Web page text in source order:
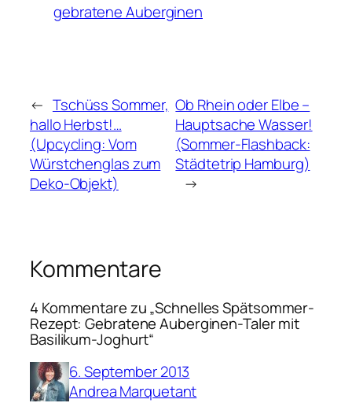
gebratene Auberginen
← Tschüss Sommer,
hallo Herbst!…
(Upcycling: Vom
Würstchenglas zum
Deko-Objekt)
Ob Rhein oder Elbe –
Hauptsache Wasser!
(Sommer-Flashback:
Städtetrip Hamburg)
→
Kommentare
4 Kommentare zu „Schnelles Spätsommer-
Rezept: Gebratene Auberginen-Taler mit
Basilikum-Joghurt“
6. September 2013
Andrea Marquetant